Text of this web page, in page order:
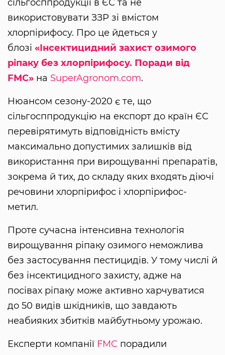
сільгосппродукції в ЄС та не
використовувати ЗЗР зі вмістом
хлорпірифосу. Про це йдеться у
блозі «Інсектицидний захист озимого
ріпаку без хлорпірифосу. Поради від
FMC» на SuperAgronom.com.
Нюансом сезону-2020 є те, що
сільгосппродукцію на експорт до країн ЄС
перевірятимуть відповідність вмісту
максимально допустимих залишків від
використання при вирощуванні препаратів,
зокрема й тих, до складу яких входять діючі
речовини хлорпірифос і хлорпірифос-
метил.
Проте сучасна інтенсивна технологія
вирощування ріпаку озимого неможлива
без застосування пестицидів. У тому числі й
без інсектицидного захисту, адже на
посівах ріпаку може активно харчуватися
до 50 видів шкідників, що завдають
неабияких збитків майбутньому урожаю.
Експерти компанії FMC порадили